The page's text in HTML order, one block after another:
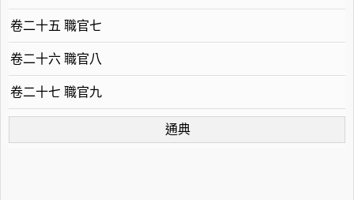
卷二十五 職官七
卷二十六 職官八
卷二十七 職官九
通典